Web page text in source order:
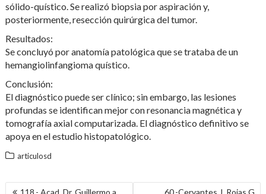
sólido-quístico. Se realizó biopsia por aspiración y,
posteriormente, resección quirúrgica del tumor.
Resultados:
Se concluyó por anatomía patológica que se trataba de un
hemangiolinfangioma quístico.
Conclusión:
El diagnóstico puede ser clínico; sin embargo, las lesiones
profundas se identifican mejor con resonancia magnética y
tomografía axial computarizada. El diagnóstico definitivo se
apoya en el estudio histopatológico.
articulosd
NAVEGACIÓN